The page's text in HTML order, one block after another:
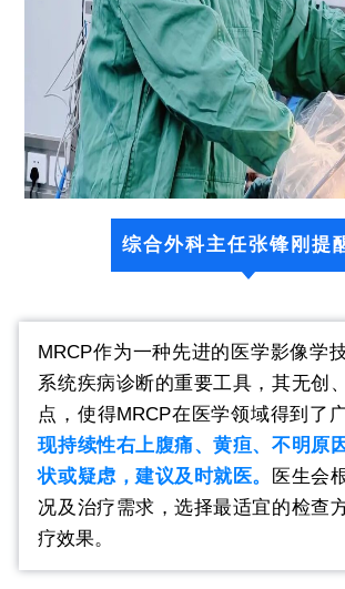
综合外科主任张锋刚提
MRCP作为一种先进的医学影像学
系统疾病诊断的重要工具，其无创
点，使得MRCP在医学领域得到了
现持续性右上腹痛、黄疸、不明原
状或疑虑，建议及时就医。
医生会
况及治疗需求，选择最适宜的检查
疗效果。